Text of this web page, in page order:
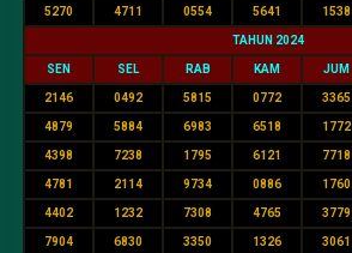
5270 4711 0554 5641 1538
TAHUN 2024
SEN SEL RAB KAM JUM
2146 0492 5815 0772 3365
4879 5884 6983 6518 1772
4398 7238 1795 6121 7718
4781 2114 9734 0886 1760
4402 1232 7308 4765 3779
7904 6830 3350 1326 3061